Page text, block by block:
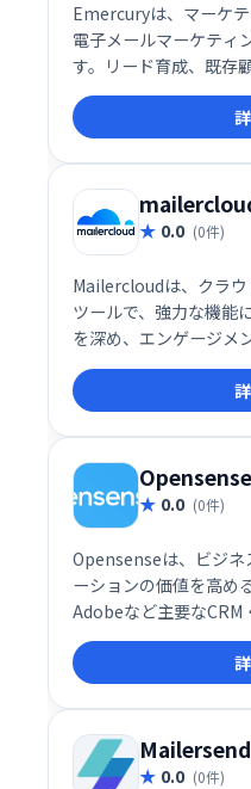
Emercuryは、マーケ
電子メールマーケティ
す。リード育成、既存
向上を支援します。
ラクティスに基づいた
適化、配信・エンゲ
ビジネスの成長を加速
0.0 (0件)
Mailercloudは、クラ
ツールで、強力な機能
を深め、エンゲージメ
を支援します。直感
能で、マーケティング
たい企業に最適です。
Opensense
0.0 (0件)
Opensenseは、ビジネ
ーションの価値を高め
Adobeなど主要なCRM
ョンツールとのネイ
に3つの強力な機能を利
生産性向上に貢献し
ーションで、ビジネス
しょう。Mailersend
0.0 (0件)